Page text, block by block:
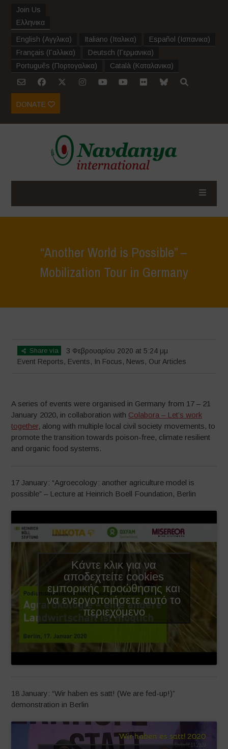
Join Us
Ελληνικα
English (Αγγλικα) Italiano (Ιταλικα) Español (Ισπανικα)
Français (Γαλλικα) Deutsch (Γερμανικα)
Português (Πορτογαλικα) Català (Καταλανικα)
DONATE
“Another World is Possible” –
Mobilization Tour in Germany
Share via
3 Φεβρουαρίου 2020 at 5:24 μμ
Event Reports, Events, In Focus, News, Our Articles
A series of events were organised in Germany from 17 – 21
January 2020, in collaboration with Colabora – Let’s work
together, along with multiple local civil society movements, to
promote the transition towards poison-free, climate resilient
and organic food systems.
17 January: “Agroecology: another agriculture model is
possible” – Lecture at Heinrich Boell Foundation, Berlin
Κάντε κλικ για να
αποδεχτείτε cookies
εμπορικής προώθησης και
να ενεργοποιήσετε αυτό το
περιεχόμενο
18 January: “Wir haben es satt! (We are fed-up!)”
demonstration in Berlin